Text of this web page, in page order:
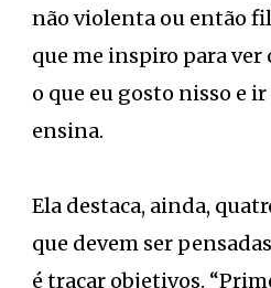
não violenta ou então
que me inspiro para ver
o que eu gosto nisso e
ensina.
Ela destaca, ainda,
que devem ser
é traçar objetivos.